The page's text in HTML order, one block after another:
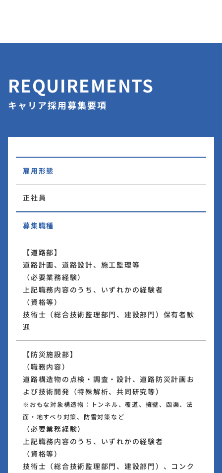
REQUIREMENTS
キャリア採用募集要項
雇用形態
正社員
募集職種
【道路部】
道路計画、道路設計、施工監理等
（必要業務経験）
上記職務内容のうち、いずれかの経験者
（資格等）
技術士（総合技術監理部門、建設部門）保有者歓
迎
【防災施設部】
（職務内容）
道路構造物の点検・調査・設計、道路防災計画お
よび技術開発（特殊解析、共同研究等）
※おもな対象構造物：トンネル、覆道、擁壁、函渠、法
面・地すべり対策、防雪対策など
（必要業務経験）
上記職務内容のうち、いずれかの経験者
（資格等）
技術士（総合技術監理部門、建設部門）、コンク